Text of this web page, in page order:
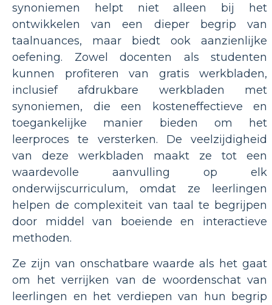
synoniemen helpt niet alleen bij het
ontwikkelen van een dieper begrip van
taalnuances, maar biedt ook aanzienlijke
oefening. Zowel docenten als studenten
kunnen profiteren van gratis werkbladen,
inclusief afdrukbare werkbladen met
synoniemen, die een kosteneffectieve en
toegankelijke manier bieden om het
leerproces te versterken. De veelzijdigheid
van deze werkbladen maakt ze tot een
waardevolle aanvulling op elk
onderwijscurriculum, omdat ze leerlingen
helpen de complexiteit van taal te begrijpen
door middel van boeiende en interactieve
methoden.
Ze zijn van onschatbare waarde als het gaat
om het verrijken van de woordenschat van
leerlingen en het verdiepen van hun begrip